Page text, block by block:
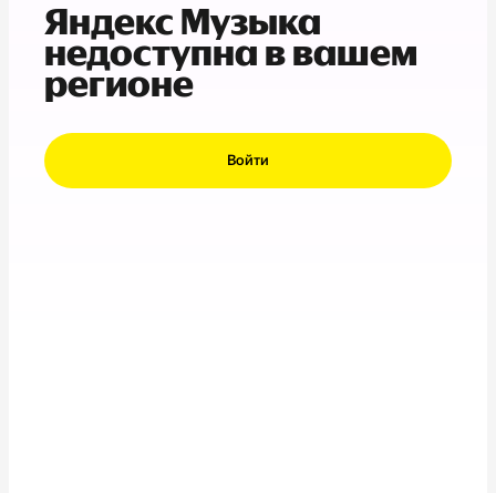
Яндекс Музыка
недоступна в вашем
регионе
Войти